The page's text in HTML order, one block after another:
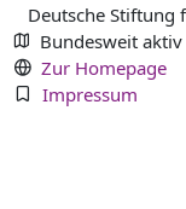
Deutsche Stiftung
Bundesweit aktiv
Zur Homepage
Impressum